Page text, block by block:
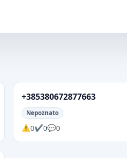
+385380672877663
Nepoznato
0 0 0